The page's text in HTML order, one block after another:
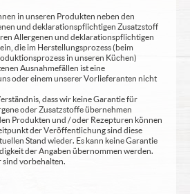
in unseren Produkten neben den
und deklarationspflichtigen Zusatzstoff
Allergenen und deklarationspflichtigen
die im Herstellungsprozess (beim
in unseren Küchen)
Ausnahmefällen ist eine
oder einem unserer Vorlieferanten nicht
dass wir keine Garantie für
oder Zusatzstoffe übernehmen
Produkten und / oder Rezepturen können
der Veröffentlichung sind diese
Stand wieder. Es kann keine Garantie
der Angaben übernommen werden.
vorbehalten.